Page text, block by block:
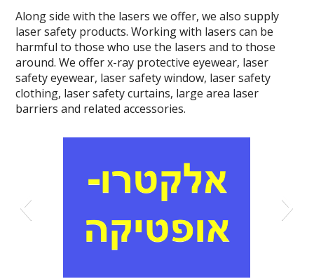
Along side with the lasers we offer, we also supply
laser safety products. Working with lasers can be
harmful to those who use the lasers and to those
around. We offer x-ray protective eyewear, laser
safety eyewear, laser safety window, laser safety
clothing, laser safety curtains, large area laser
barriers and related accessories.